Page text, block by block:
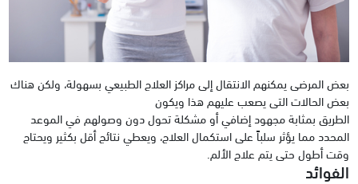
بعض المرضى يمكنهم الانتقال إلى مراكز العلاج الطبيعي بسهولة، ولكن هناك
بعض الحالات التى يصعب عليهم هذا ويكون
الطريق بمثابة مجهود إضافي أو مشكلة تحول دون وصولهم في الموعد
المحدد مما يؤثر سلباً على استكمال العلاج، ويعطي نتائج أقل بكثير ويحتاج
وقت أطول حتى يتم علاج الألم.
الفوائد